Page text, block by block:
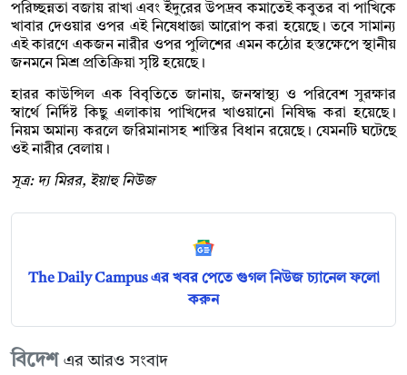
পরিচ্ছন্নতা বজায় রাখা এবং ইঁদুরের উপদ্রব কমাতেই কবুতর বা পাখিকে
খাবার দেওয়ার ওপর এই নিষেধাজ্ঞা আরোপ করা হয়েছে। তবে সামান্য
এই কারণে একজন নারীর ওপর পুলিশের এমন কঠোর হস্তক্ষেপে স্থানীয়
জনমনে মিশ্র প্রতিক্রিয়া সৃষ্টি হয়েছে।
হারর কাউন্সিল এক বিবৃতিতে জানায়, জনস্বাস্থ্য ও পরিবেশ সুরক্ষার
স্বার্থে নির্দিষ্ট কিছু এলাকায় পাখিদের খাওয়ানো নিষিদ্ধ করা হয়েছে।
নিয়ম অমান্য করলে জরিমানাসহ শাস্তির বিধান রয়েছে। যেমনটি ঘটেছে
ওই নারীর বেলায়।
সূত্র: দ্য মিরর, ইয়াহু নিউজ
The Daily Campus এর খবর পেতে গুগল নিউজ চ্যানেল ফলো
করুন
বিদেশ এর আরও সংবাদ